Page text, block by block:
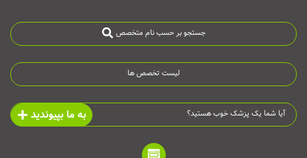
جستجو بر حسب نام متخصص
لیست تخصص ها
آیا شما یک پزشک خوب هستید؟ به ما بپیوندید